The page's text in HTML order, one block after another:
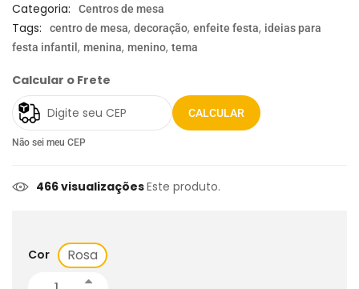
Categoria:
Centros de mesa
Tags: centro de mesa, decoração, enfeite festa, ideias para
festa infantil , menina, menino, tema
Calcular o Frete
CALCULAR
Não sei meu CEP
466 visualizaçõesEste produto.
Cor Rosa